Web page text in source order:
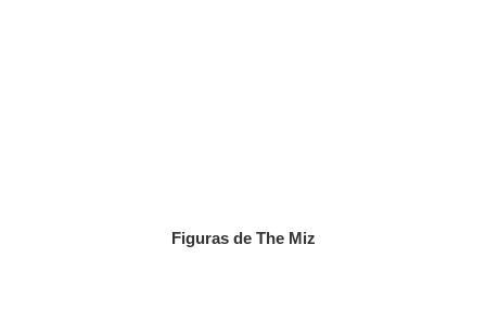
Figuras de The Miz